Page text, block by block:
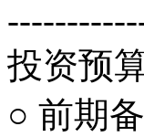
投资预
○ 前期